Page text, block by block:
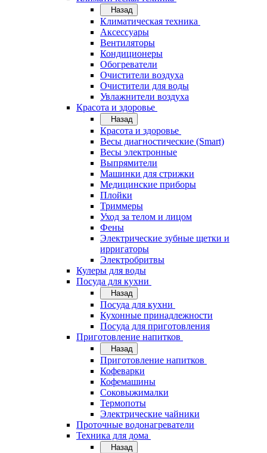
Назад
Климатическая техника
Аксессуары
Вентиляторы
Кондиционеры
Обогреватели
Очистители воздуха
Очистители для воды
Увлажнители воздуха
Красота и здоровье
Назад
Красота и здоровье
Весы диагностические (Smart)
Весы электронные
Выпрямители
Машинки для стрижки
Медицинские приборы
Плойки
Триммеры
Уход за телом и лицом
Фены
Электрические зубные щетки и
ирригаторы
Электробритвы
Кулеры для воды
Посуда для кухни
Назад
Посуда для кухни
Кухонные принадлежности
Посуда для приготовления
Приготовление напитков
Назад
Приготовление напитков
Кофеварки
Кофемашины
Соковыжималки
Термопоты
Электрические чайники
Проточные водонагреватели
Техника для дома
Назад